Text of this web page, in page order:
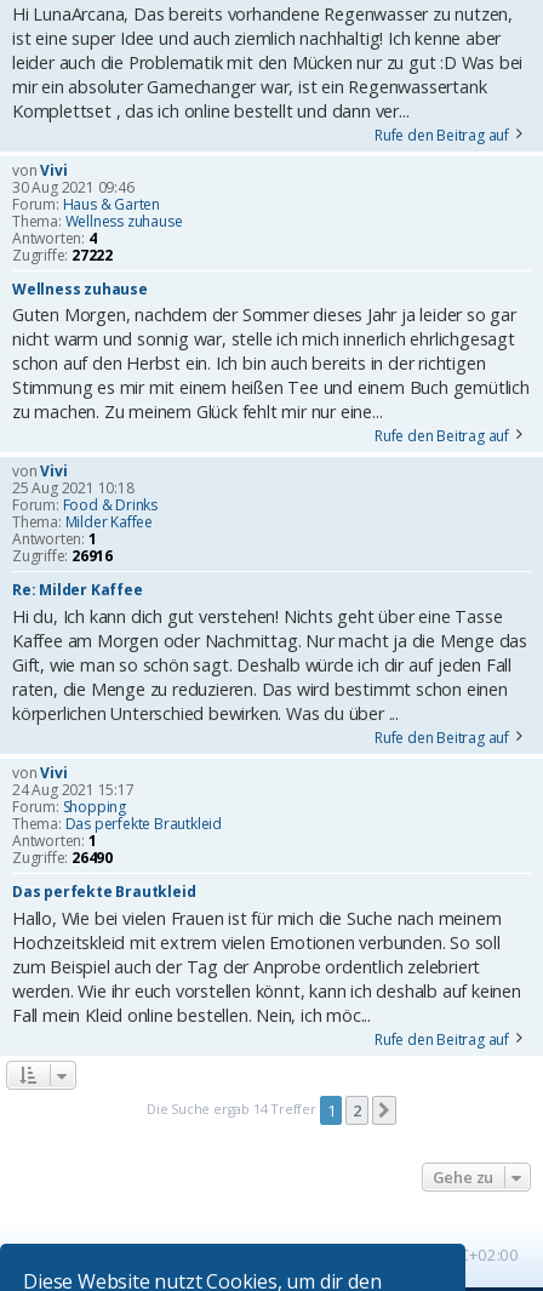
Diese Website nutzt Cookies, um dir den
Hi LunaArcana, Das bereits vorhandene Regenwasser zu nutzen,
ist eine super Idee und auch ziemlich nachhaltig! Ich kenne aber
leider auch die Problematik mit den Mücken nur zu gut :D Was bei
mir ein absoluter Gamechanger war, ist ein Regenwassertank
Komplettset , das ich online bestellt und dann ver...
Rufe den Beitrag auf
vonVivi
30 Aug 2021 09:46
Forum: Haus & Garten
Thema: Wellness zuhause
Antworten: 4
Zugriffe: 27222
Wellness zuhause
Guten Morgen, nachdem der Sommer dieses Jahr ja leider so gar
nicht warm und sonnig war, stelle ich mich innerlich ehrlichgesagt
schon auf den Herbst ein. Ich bin auch bereits in der richtigen
Stimmung es mir mit einem heißen Tee und einem Buch gemütlich
zu machen. Zu meinem Glück fehlt mir nur eine...
Rufe den Beitrag auf
vonVivi
25 Aug 2021 10:18
Forum: Food & Drinks
Thema: Milder Kaffee
Antworten: 1
Zugriffe: 26916
Re: Milder Kaffee
Hi du, Ich kann dich gut verstehen! Nichts geht über eine Tasse
Kaffee am Morgen oder Nachmittag. Nur macht ja die Menge das
Gift, wie man so schön sagt. Deshalb würde ich dir auf jeden Fall
raten, die Menge zu reduzieren. Das wird bestimmt schon einen
körperlichen Unterschied bewirken. Was du über ...
Rufe den Beitrag auf
vonVivi
24 Aug 2021 15:17
Forum: Shopping
Thema: Das perfekte Brautkleid
Antworten: 1
Zugriffe: 26490
Das perfekte Brautkleid
Hallo, Wie bei vielen Frauen ist für mich die Suche nach meinem
Hochzeitskleid mit extrem vielen Emotionen verbunden. So soll
zum Beispiel auch der Tag der Anprobe ordentlich zelebriert
werden. Wie ihr euch vorstellen könnt, kann ich deshalb auf keinen
Fall mein Kleid online bestellen. Nein, ich möc...
Rufe den Beitrag auf
Die Suche ergab 14 Treffer 1 2
Gehe zu
UTC+02:00